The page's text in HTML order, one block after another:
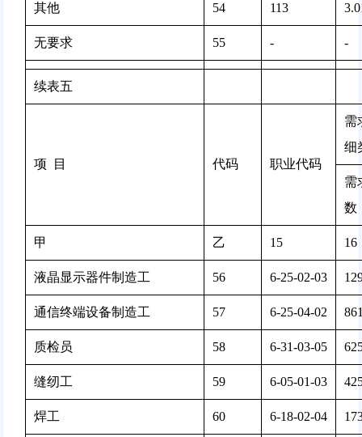
其他 54 113
无要求 55 - -
续表五
项  目 代码 职业代码
需
细
需
数
甲 乙 15 16
液晶显示器件制造工 56 6-25-02-03
通信终端设备制造工 57 6-25-04-02
质检员 58 6-31-03-05
缝纫工 59 6-05-01-03
焊工 60 6-18-02-04